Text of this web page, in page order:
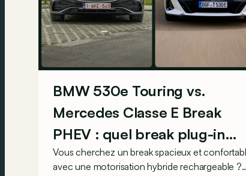
BMW 530e Touring vs.
Mercedes Classe E Break
PHEV : quel break plug-in
choisir ?
Vous cherchez un break spacieux et
avec une motorisation hybride rechargeable ?